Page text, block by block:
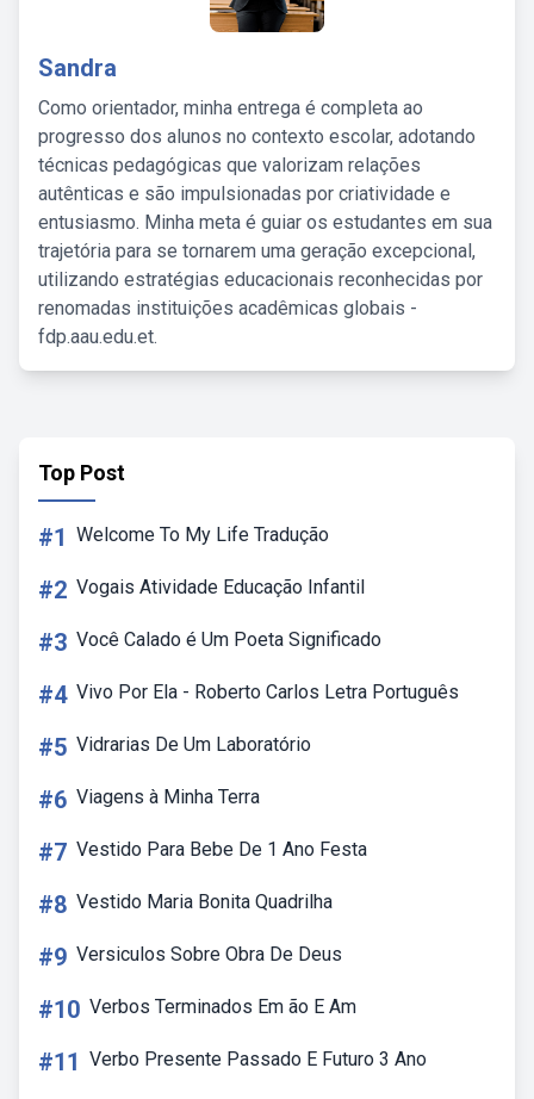
Sandra
Como orientador, minha entrega é completa ao
progresso dos alunos no contexto escolar, adotando
técnicas pedagógicas que valorizam relações
autênticas e são impulsionadas por criatividade e
entusiasmo. Minha meta é guiar os estudantes em sua
trajetória para se tornarem uma geração excepcional,
utilizando estratégias educacionais reconhecidas por
renomadas instituições acadêmicas globais -
fdp.aau.edu.et.
Top Post
#1 Welcome To My Life Tradução
#2 Vogais Atividade Educação Infantil
#3 Você Calado é Um Poeta Significado
#4 Vivo Por Ela - Roberto Carlos Letra Português
#5 Vidrarias De Um Laboratório
#6 Viagens à Minha Terra
#7 Vestido Para Bebe De 1 Ano Festa
#8 Vestido Maria Bonita Quadrilha
#9 Versiculos Sobre Obra De Deus
#10 Verbos Terminados Em ão E Am
#11 Verbo Presente Passado E Futuro 3 Ano